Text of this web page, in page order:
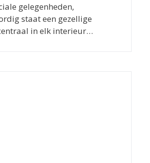
gelegenheden,
staat een gezellige
in elk interieur…